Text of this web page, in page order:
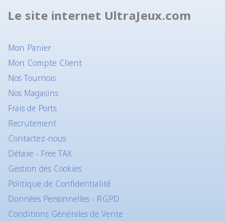
Le site internet UltraJeux.com
Mon Panier
Mon Compte Client
Nos Tournois
Nos Magasins
Frais de Ports
Recrutement
Contactez-nous
Détaxe - Free TAX
Gestion des Cookies
Politique de Confidentialité
Données Personnelles - RGPD
Conditions Générales de Vente